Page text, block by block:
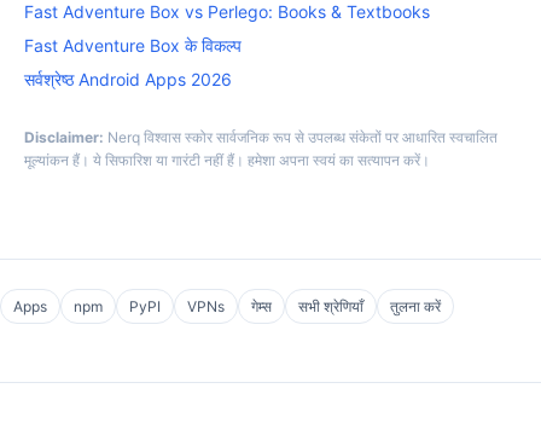
Fast Adventure Box vs Perlego: Books & Textbooks
Fast Adventure Box के विकल्प
सर्वश्रेष्ठ Android Apps 2026
Disclaimer: Nerq विश्वास स्कोर सार्वजनिक रूप से उपलब्ध संकेतों पर आधारित स्वचालित
मूल्यांकन हैं। ये सिफारिश या गारंटी नहीं हैं। हमेशा अपना स्वयं का सत्यापन करें।
Apps npm PyPI VPNs गेम्स सभी श्रेणियाँ तुलना करें